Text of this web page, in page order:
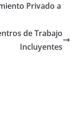
Privado a
de Trabajo
Incluyentes